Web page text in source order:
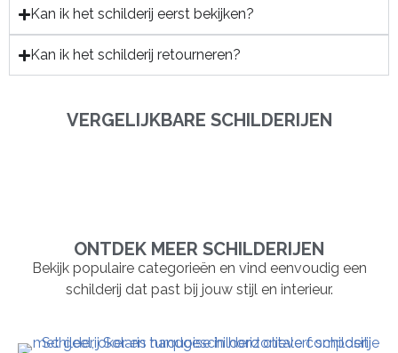
Kan ik het schilderij eerst bekijken?
Kan ik het schilderij retourneren?
VERGELIJKBARE SCHILDERIJEN
ONTDEK MEER SCHILDERIJEN
Bekijk populaire categorieën en vind eenvoudig een
schilderij dat past bij jouw stijl en interieur.